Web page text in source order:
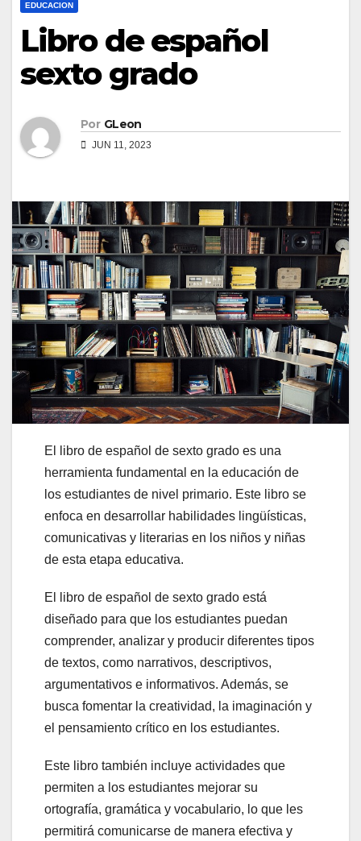
EDUCACION
Libro de español
sexto grado
Por GLeon
JUN 11, 2023
El libro de español de sexto grado es una
herramienta fundamental en la educación de
los estudiantes de nivel primario. Este libro se
enfoca en desarrollar habilidades lingüísticas,
comunicativas y literarias en los niños y niñas
de esta etapa educativa.
El libro de español de sexto grado está
diseñado para que los estudiantes puedan
comprender, analizar y producir diferentes tipos
de textos, como narrativos, descriptivos,
argumentativos e informativos. Además, se
busca fomentar la creatividad, la imaginación y
el pensamiento crítico en los estudiantes.
Este libro también incluye actividades que
permiten a los estudiantes mejorar su
ortografía, gramática y vocabulario, lo que les
permitirá comunicarse de manera efectiva y